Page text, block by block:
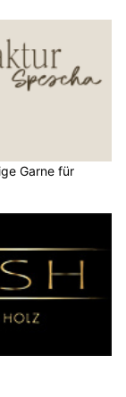
Garne für